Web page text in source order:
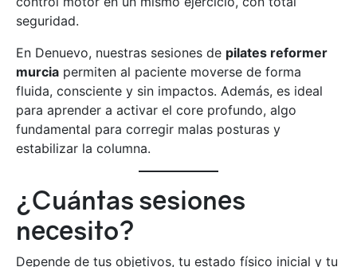
seguridad.
En Denuevo, nuestras sesiones de pilates reformer
murcia permiten al paciente moverse de forma
fluida, consciente y sin impactos. Además, es ideal
para aprender a activar el core profundo, algo
fundamental para corregir malas posturas y
estabilizar la columna.
¿Cuántas sesiones
necesito?
Depende de tus objetivos, tu estado físico inicial y tu